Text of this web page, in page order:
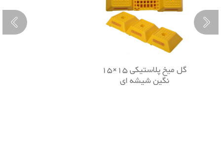
نگین شیشه ای